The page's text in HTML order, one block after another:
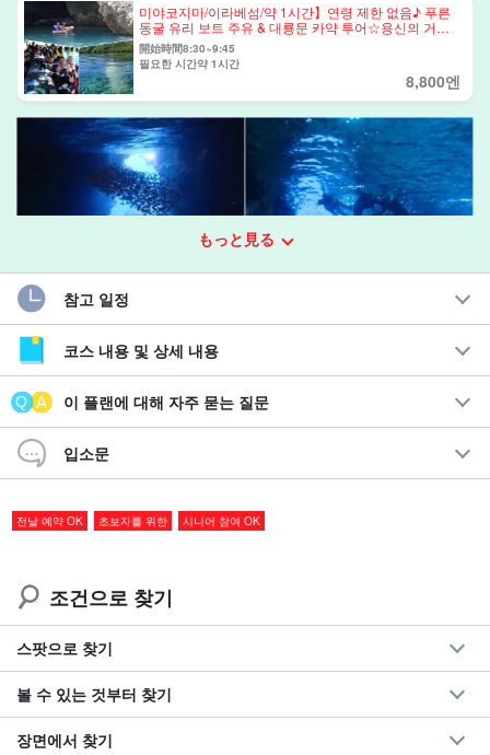
미야코지마/이라베섬/약 1시간】연령 제한 없음♪ 푸른
동굴 유리 보트 주유 & 대룡문 카약 투어☆용신의 거대
한 동굴로! 미야코지마에서 저희 가게만☆(No.1003)
開始時間8:30~9:45
필요한 시간약 1시간
8,800엔
세계 최고 수준의 투명성으로 놀라움과 감동을 선사한다!
수 있는 유익한 코스가 등장했다!
추천 포인트
◆푸른 동굴까지 단 5분!
시간으로 이동한다.
もっと見る
참고 일정
코스 내용 및 상세 내용
이 플랜에 대해 자주 묻는 질문
입소문
전날 예약 OK 초보자를 위한 시니어 참여 OK
조건으로 찾기
스팟으로 찾기
볼 수 있는 것부터 찾기
장면에서 찾기